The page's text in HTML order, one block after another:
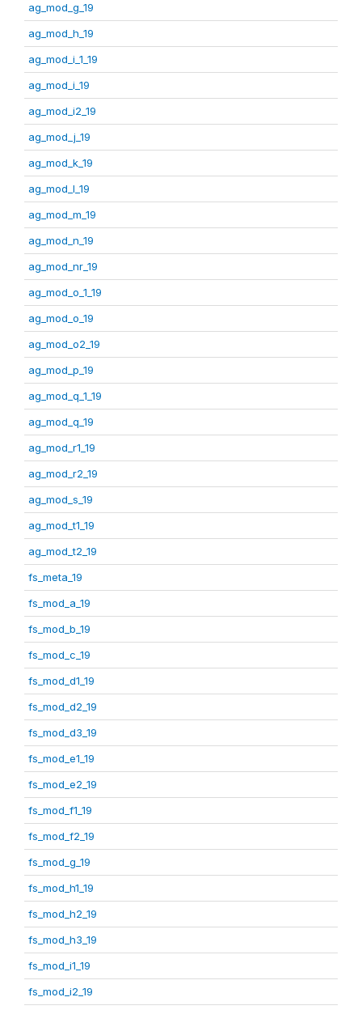
ag_mod_g_19
ag_mod_h_19
ag_mod_i_1_19
ag_mod_i_19
ag_mod_i2_19
ag_mod_j_19
ag_mod_k_19
ag_mod_l_19
ag_mod_m_19
ag_mod_n_19
ag_mod_nr_19
ag_mod_o_1_19
ag_mod_o_19
ag_mod_o2_19
ag_mod_p_19
ag_mod_q_1_19
ag_mod_q_19
ag_mod_r1_19
ag_mod_r2_19
ag_mod_s_19
ag_mod_t1_19
ag_mod_t2_19
fs_meta_19
fs_mod_a_19
fs_mod_b_19
fs_mod_c_19
fs_mod_d1_19
fs_mod_d2_19
fs_mod_d3_19
fs_mod_e1_19
fs_mod_e2_19
fs_mod_f1_19
fs_mod_f2_19
fs_mod_g_19
fs_mod_h1_19
fs_mod_h2_19
fs_mod_h3_19
fs_mod_i1_19
fs_mod_i2_19